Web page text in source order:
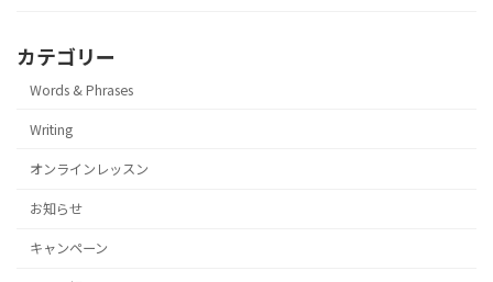
カテゴリー
Words & Phrases
Writing
オンラインレッスン
お知らせ
キャンペーン